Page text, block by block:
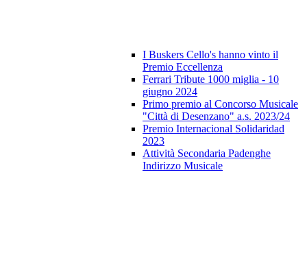
I Buskers Cello's hanno vinto il
Premio Eccellenza
Ferrari Tribute 1000 miglia - 10
giugno 2024
Primo premio al Concorso Musicale
"Città di Desenzano" a.s. 2023/24
Premio Internacional Solidaridad
2023
Attività Secondaria Padenghe
Indirizzo Musicale